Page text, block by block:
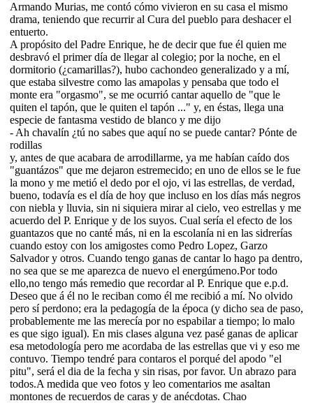
Armando Murias, me contó cómo vivieron en su casa el mismo
drama, teniendo que recurrir al Cura del pueblo para deshacer el
entuerto.
A propósito del Padre Enrique, he de decir que fue él quien me
desbravó el primer día de llegar al colegio; por la noche, en el
dormitorio (¿camarillas?), hubo cachondeo generalizado y a mí,
que estaba silvestre como las amapolas y pensaba que todo el
monte era "orgasmo", se me ocurrió cantar aquello de "que le
quiten el tapón, que le quiten el tapón ..." y, en éstas, llega una
especie de fantasma vestido de blanco y me dijo
- Ah chavalín ¿tú no sabes que aquí no se puede cantar? Pónte de
rodillas
y, antes de que acabara de arrodillarme, ya me habían caído dos
"guantázos" que me dejaron estremecido; en uno de ellos se le fue
la mono y me metió el dedo por el ojo, vi las estrellas, de verdad,
bueno, todavía es el día de hoy que incluso en los días más negros
con niebla y lluvia, sin ni siquiera mirar al cielo, veo estrellas y me
acuerdo del P. Enrique y de los suyos. Cual sería el efecto de los
guantazos que no canté más, ni en la escolanía ni en las sidrerías
cuando estoy con los amigostes como Pedro Lopez, Garzo
Salvador y otros. Cuando tengo ganas de cantar lo hago pa dentro,
no sea que se me aparezca de nuevo el energúmeno.Por todo
ello,no tengo más remedio que recordar al P. Enrique que e.p.d.
Deseo que á él no le reciban como él me recibió a mí. No olvido
pero sí perdono; era la pedagogía de la época (y dicho sea de paso,
probablemente me las merecía por no espabilar a tiempo; lo malo
es que sigo igual). En mis clases alguna vez pasé ganas de aplicar
esa metodología pero me acordaba de las estrellas que vi y eso me
contuvo. Tiempo tendré para contaros el porqué del apodo "el
pitu", será el dia de la fecha y sin risas, por favor. Un abrazo para
todos.A medida que veo fotos y leo comentarios me asaltan
montones de recuerdos de caras y de anécdotas. Chao